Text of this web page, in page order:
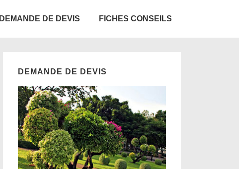
DEMANDE DE DEVIS FICHES CONSEILS
DEMANDE DE DEVIS